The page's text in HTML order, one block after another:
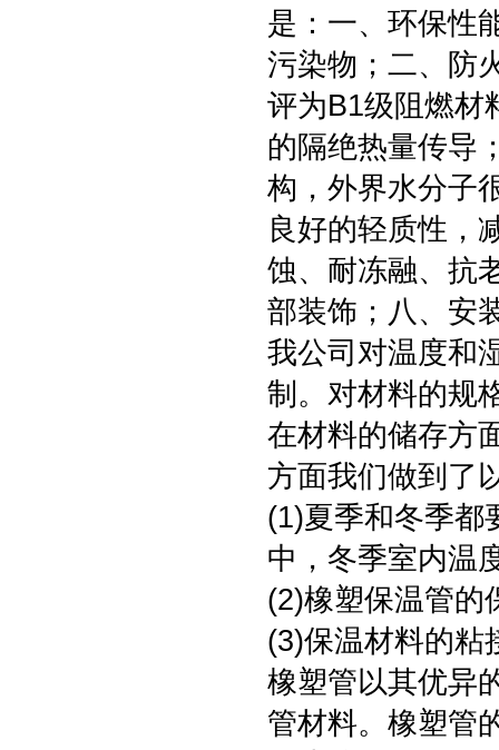
是：一、环保性
污染物；二、防
评为B1级阻燃材
的隔绝热量传导
构，外界水分子
良好的轻质性，
蚀、耐冻融、抗
部装饰；八、安
我公司对温度和
制。对材料的规
在材料的储存方
方面我们做到了
(1)夏季和冬季都
中，冬季室内温
(2)橡塑保温管的
(3)保温材料的粘
橡塑管以其优异
管材料。橡塑管